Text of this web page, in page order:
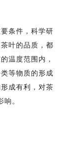
条件，科学研
叶的品质，都
温度范围内，
等物质的形成
成有利，对茶
。